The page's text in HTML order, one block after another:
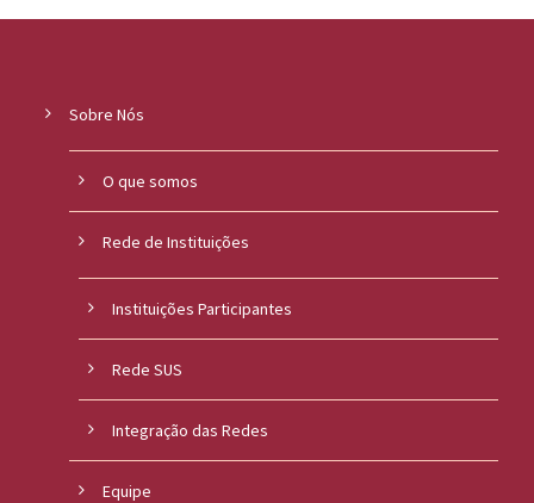
Sobre Nós
O que somos
Rede de Instituições
Instituições Participantes
Rede SUS
Integração das Redes
Equipe